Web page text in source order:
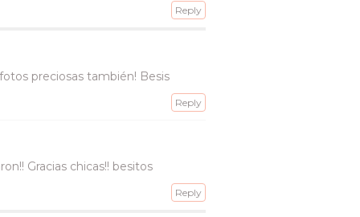
Reply
preciosas también! Besis
Reply
Gracias chicas!! besitos
Reply